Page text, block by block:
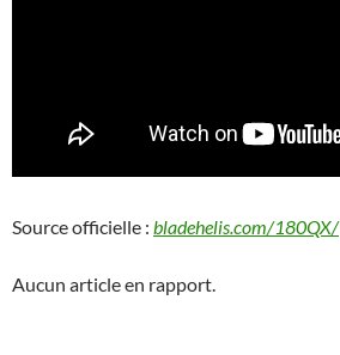
Source officielle : bladehelis.com/180QX/
Aucun article en rapport.